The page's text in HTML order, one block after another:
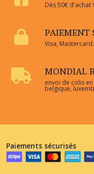
Dès 50€ d'achat
PAIEMENT
Visa,
MONDIAL
envoi de colis
belgique,
Paiements sécurisés